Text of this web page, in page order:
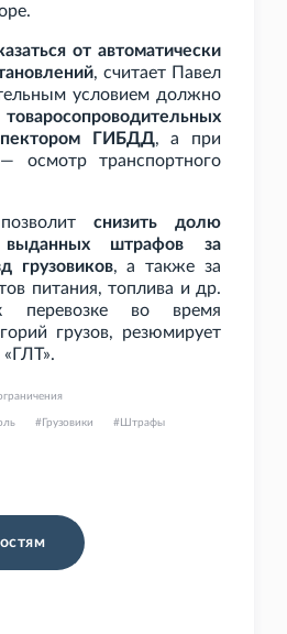
от автоматически
, считает Павел
условием должно
ГИБДД, а при
осмотр транспортного
снизить долю
выданных штрафов за
грузовиков, а также за
питания, топлива и др.
перевозке во время
грузов, резюмирует
«ГЛТ».
Грузовики Штрафы